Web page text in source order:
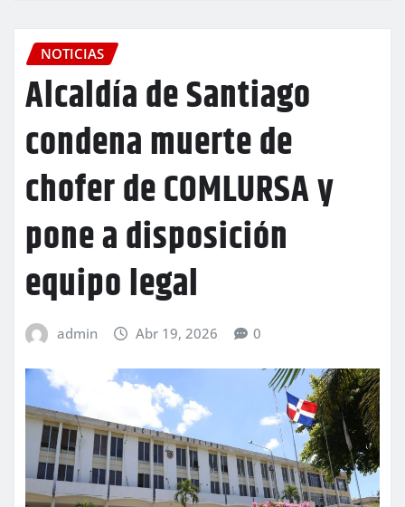
NOTICIAS
Alcaldía de Santiago
condena muerte de
chofer de COMLURSA y
pone a disposición
equipo legal
admin Abr 19, 2026 0